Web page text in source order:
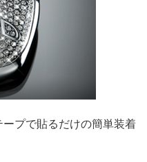
プで貼るだけの簡単装着